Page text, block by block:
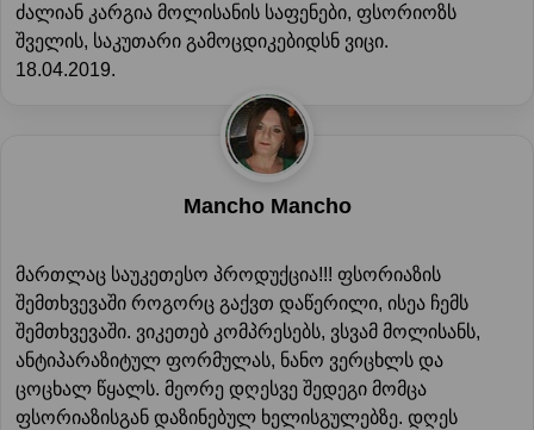
ძალიან კარგია მოლისანის საფენები, ფსორიოზს
შველის, საკუთარი გამოცდიკებიდსნ ვიცი.
18.04.2019.
Mancho Mancho
მართლაც საუკეთესო პროდუქცია!!! ფსორიაზის
შემთხვევაში როგორც გაქვთ დაწერილი, ისეა ჩემს
შემთხვევაში. ვიკეთებ კომპრესებს, ვსვამ მოლისანს,
ანტიპარაზიტულ ფორმულას, ნანო ვერცხლს და
ცოცხალ წყალს. მეორე დღესვე შედეგი მომცა
ფსორიაზისგან დაზინებულ ხელისგულებზე. დღეს